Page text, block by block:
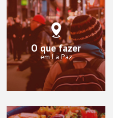
O que fazer
em La Paz